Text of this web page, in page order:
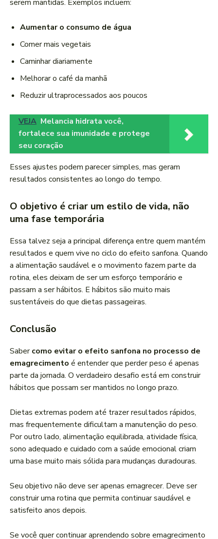
serem mantidas. Exemplos incluem:
Aumentar o consumo de água
Comer mais vegetais
Caminhar diariamente
Melhorar o café da manhã
Reduzir ultraprocessados aos poucos
VEJA Melancia hidrata você,
fortalece sua imunidade e protege
seu coração
Esses ajustes podem parecer simples, mas geram
resultados consistentes ao longo do tempo.
O objetivo é criar um estilo de vida, não
uma fase temporária
Essa talvez seja a principal diferença entre quem mantém
resultados e quem vive no ciclo do efeito sanfona. Quando
a alimentação saudável e o movimento fazem parte da
rotina, eles deixam de ser um esforço temporário e
passam a ser hábitos. E hábitos são muito mais
sustentáveis do que dietas passageiras.
Conclusão
Sabercomo evitar o efeito sanfona no processo de
emagrecimento é entender que perder peso é apenas
parte da jornada. O verdadeiro desafio está em construir
hábitos que possam ser mantidos no longo prazo.
Dietas extremas podem até trazer resultados rápidos,
mas frequentemente dificultam a manutenção do peso.
Por outro lado, alimentação equilibrada, atividade física,
sono adequado e cuidado com a saúde emocional criam
uma base muito mais sólida para mudanças duradouras.
Seu objetivo não deve ser apenas emagrecer. Deve ser
construir uma rotina que permita continuar saudável e
satisfeito anos depois.
Se você quer continuar aprendendo sobre emagrecimento